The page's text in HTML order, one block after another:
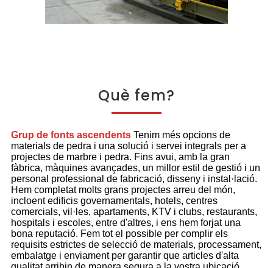
Què fem?
Grup de fonts ascendents Tenim més opcions de
materials de pedra i una solució i servei integrals per a
projectes de marbre i pedra. Fins avui, amb la gran
fàbrica, màquines avançades, un millor estil de gestió i un
personal professional de fabricació, disseny i instal·lació.
Hem completat molts grans projectes arreu del món,
incloent edificis governamentals, hotels, centres
comercials, vil·les, apartaments, KTV i clubs, restaurants,
hospitals i escoles, entre d'altres, i ens hem forjat una
bona reputació. Fem tot el possible per complir els
requisits estrictes de selecció de materials, processament,
embalatge i enviament per garantir que articles d'alta